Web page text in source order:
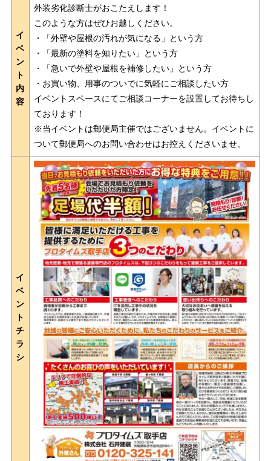
イ
ベ
ン
ト
内
容
外装劣化診断士がおこたえします！
このような方はぜひお越しください。
・「外壁や屋根の汚れが気になる」という方
・「最新の塗料を知りたい」という方
・「急いで外壁や屋根を補修したい」という方
・お買い物、用事のついでに気軽にご相談したい方
イベントスペースにてご相談コーナーを設置してお待ちし
ております！
※当イベントは郵便局主催ではございません。イベントに
ついて郵便局へのお問い合わせはお控えくださいませ。
イ
ベ
ン
ト
チ
ラ
シ